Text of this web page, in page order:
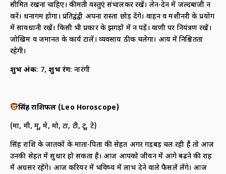
सीमित रखना चाहिए। कीमती वस्तुएं संभालकर रखें। लेन-देन में जल्दबाजी न
करें। धनागम होगा। प्रतिद्वंद्वी अपना रास्ता छोड़ देंगे। वाहन व मशीनरी के प्रयोग
में सावधानी रखें। किसी भी प्रकार के झगड़ों में न पड़ें। वाणी पर नियंत्रण रखें।
जोखिम व जमानत के कार्य टालें। व्यवसाय ठीक चलेगा। आय में निश्चितता
रहेगी।
शुभ अंक: 7,शुभ रंग: नारंगी
सिंह राशिफल (Leo Horoscope)
(मा, मी, मू, मे, मो, टा, टी, टू, टे)
सिंह राशि के जातकों के माता-पिता की सेहत अगर गड़बड़ चल रही है तो आज
उनकी सेहत में सुधार हो सकता है। आज आपको जीवन में आगे बढने की राह
में अग्रसर रहेंगे। आज करियर में भविष्य में लाभ देने वाले फैसलें लेंगे। आज